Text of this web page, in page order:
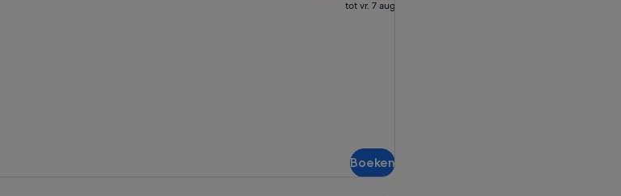
tot vr. 7 aug
Boeken